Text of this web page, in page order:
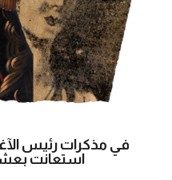
في مذكرات رئيس
استعانت